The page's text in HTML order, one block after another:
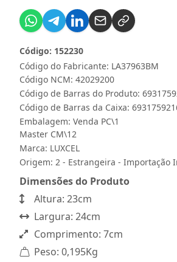
Código do Fabricante: LA37963BM
Código: 152230
Código NCM: 42029200
Código de Barras do Produto:
Código de Barras da Caixa:
Embalagem: Venda PC\1
Master CM\12
Marca: LUXCEL
Origem: 2 - Estrangeira - Importação
Dimensões do Produto
Altura: 23cm
Largura: 24cm
Comprimento: 7cm
Peso: 0,195Kg